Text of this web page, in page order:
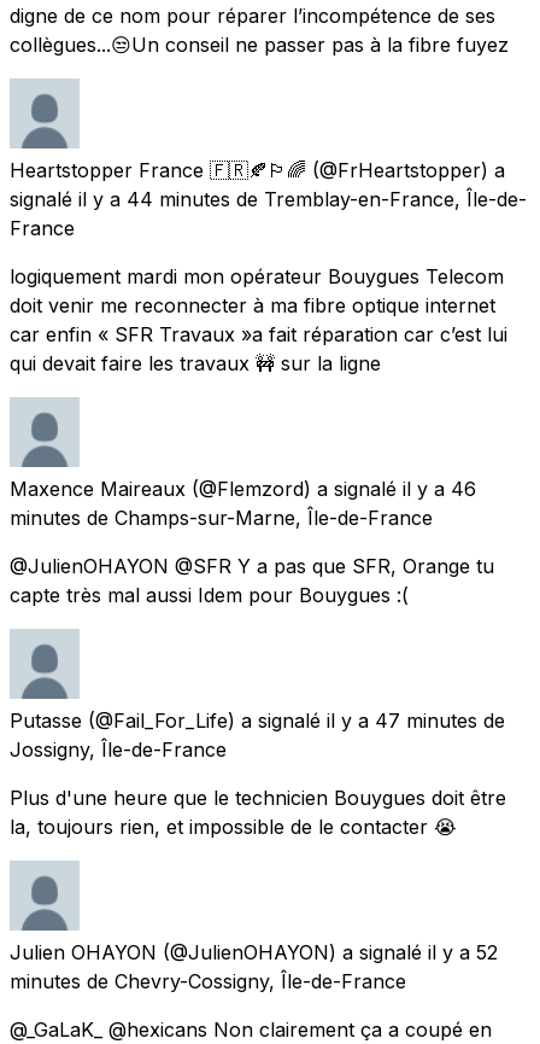
digne de ce nom pour réparer l’incompétence de ses
collègues...😒Un conseil ne passer pas à la fibre fuyez
Heartstopper France 🇫🇷🍂🏳️‍🌈 (@FrHeartstopper) a
signalé il y a 44 minutes de Tremblay-en-France, Île-de-
France
logiquement mardi mon opérateur Bouygues Telecom
doit venir me reconnecter à ma fibre optique internet
car enfin « SFR Travaux »a fait réparation car c’est lui
qui devait faire les travaux 🚧 sur la ligne
Maxence Maireaux (@Flemzord) a signalé il y a 46
minutes de Champs-sur-Marne, Île-de-France
@JulienOHAYON @SFR Y a pas que SFR, Orange tu
capte très mal aussi Idem pour Bouygues :(
Putasse (@Fail_For_Life) a signalé il y a 47 minutes de
Jossigny, Île-de-France
Plus d'une heure que le technicien Bouygues doit être
la, toujours rien, et impossible de le contacter 😭
Julien OHAYON (@JulienOHAYON) a signalé il y a 52
minutes de Chevry-Cossigny, Île-de-France
@_GaLaK_ @hexicans Non clairement ça a coupé en